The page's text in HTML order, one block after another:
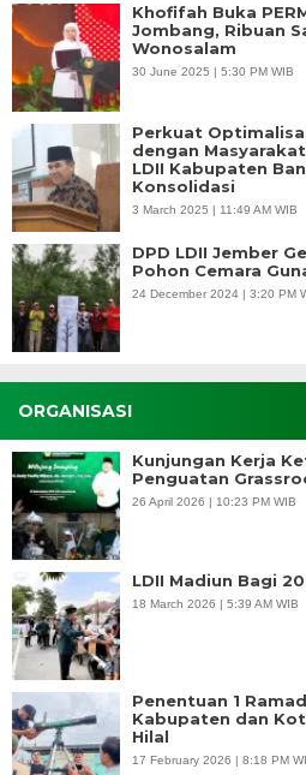
Khofifah Buka
Jombang, Ribuan
Wonosalam
30 June 2025 | 5:30 PM WIB
Perkuat
dengan
LDII Kabupaten
Konsolidasi
3 March 2025 | 11:49 AM WIB
DPD LDII Jember
Pohon Cemara
24 December 2024 | 3:20 PM
ORGANISASI
Kunjungan Kerja
Penguatan
26 April 2026 | 10:23 PM WIB
LDII Madiun Bagi
18 March 2026 | 5:39 AM WIB
Penentuan 1
Kabupaten dan
Hilal
17 February 2026 | 8:18 PM